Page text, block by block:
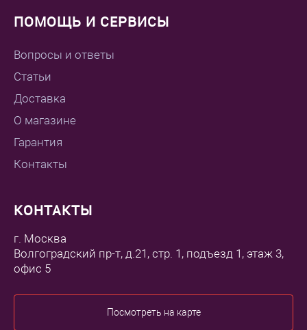
ПОМОЩЬ И СЕРВИСЫ
Вопросы и ответы
Статьи
Доставка
О магазине
Гарантия
Контакты
КОНТАКТЫ
г. Москва
Волгоградский пр-т, д.21, стр. 1, подъезд 1, этаж 3,
офис 5
Посмотреть на карте